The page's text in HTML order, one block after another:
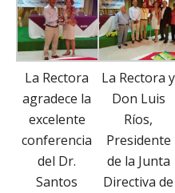
La Rectora
agradece la
excelente
conferencia
del Dr.
Santos
La Rectora y
Don Luis
Ríos,
Presidente
de la Junta
Directiva de